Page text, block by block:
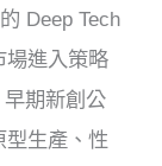
Deep Tech
場進入策略
期新創公
型生產、性